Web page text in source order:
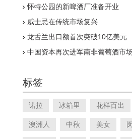
怀特公园的新啤酒厂准备开业
威士忌在传统市场复兴
龙舌兰出口额首次突破10亿美元
中国资本再次进军南非葡萄酒市场
标签
诺拉 冰箱里 花样百出
澳洲人 中秋 美女